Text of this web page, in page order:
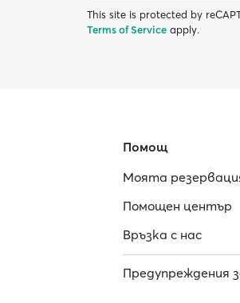
This site is protected by
Terms of Service apply.
Помощ
Моята
Помощен център
Връзка с нас
Предупреждения